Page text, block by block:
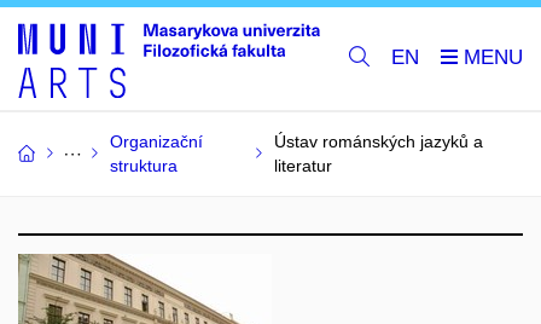
EN
Organizační
struktura
Ústav románských jazyků a
literatur